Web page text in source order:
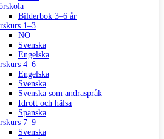
Bilderbok 3–6 år
1–3
NO
Svenska
Engelska
4–6
Engelska
Svenska
Svenska som andraspråk
Idrott och hälsa
Spanska
7–9
Svenska